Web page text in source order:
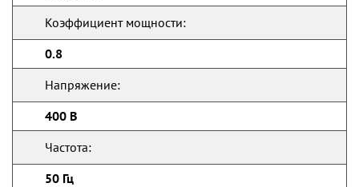
Коэффициент мощности:
0.8
Напряжение:
400 В
Частота:
50 Гц